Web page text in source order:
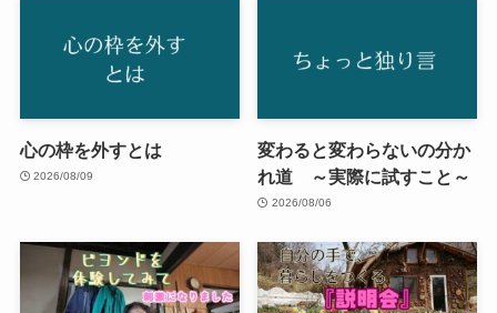
心の枠を外すとは
2026/08/09
変わると変わらないの分か
れ道 ～実際に試すこと～
2026/08/06